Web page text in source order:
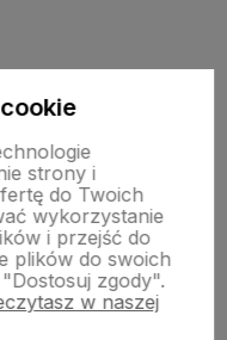
strony i
do Twoich
wykorzystanie
i przejść do
plików do swoich
zgody".
w naszej